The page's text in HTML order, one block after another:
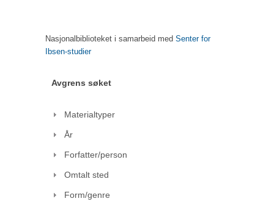
Nasjonalbiblioteket i samarbeid med Senter for
Ibsen-studier
Avgrens søket
Materialtyper
År
Forfatter/person
Omtalt sted
Form/genre